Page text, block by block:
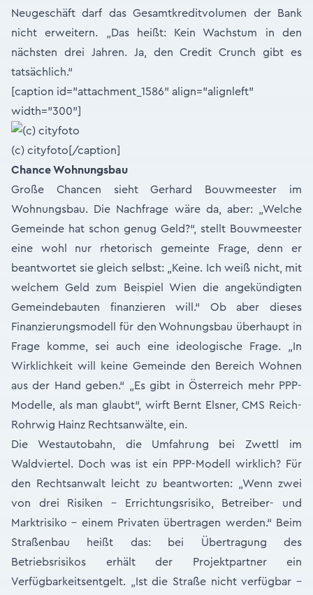
Neugeschäft darf das Gesamtkreditvolumen der Bank
nicht erweitern. „Das heißt: Kein Wachstum in den
nächsten drei Jahren. Ja, den Credit Crunch gibt es
tatsächlich.“
[caption id="attachment_1586" align="alignleft"
width="300"]
(c) cityfoto[/caption]
Chance Wohnungsbau
Große Chancen sieht Gerhard Bouwmeester im
Wohnungsbau. Die Nachfrage wäre da, aber: „Welche
Gemeinde hat schon genug Geld?“, stellt Bouwmeester
eine wohl nur rhetorisch gemeinte Frage, denn er
beantwortet sie gleich selbst: „Keine. Ich weiß nicht, mit
welchem Geld zum Beispiel Wien die angekündigten
Gemeindebauten finanzieren will.“ Ob aber dieses
Finanzierungsmodell für den Wohnungsbau überhaupt in
Frage komme, sei auch eine ideologische Frage. „In
Wirklichkeit will keine Gemeinde den Bereich Wohnen
aus der Hand geben.“ „Es gibt in Österreich mehr PPP-
Modelle, als man glaubt“, wirft Bernt Elsner, CMS Reich-
Rohrwig Hainz Rechtsanwälte, ein.
Die Westautobahn, die Umfahrung bei Zwettl im
Waldviertel. Doch was ist ein PPP-Modell wirklich? Für
den Rechtsanwalt leicht zu beantworten: „Wenn zwei
von drei Risiken - Errichtungsrisiko, Betreiber- und
Marktrisiko - einem Privaten übertragen werden.“ Beim
Straßenbau heißt das: bei Übertragung des
Betriebsrisikos erhält der Projektpartner ein
Verfügbarkeitsentgelt. „Ist die Straße nicht verfügbar –